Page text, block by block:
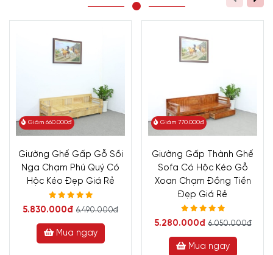
Giảm 660.000đ
Giường Ghế Gấp Gỗ Sồi
Nga Chạm Phú Quý Có
Hộc Kéo Đẹp Giá Rẻ
5.830.000đ 6.490.000đ
Mua ngay
Giảm 770.000đ
Giường Gấp Thành Ghế
Sofa Có Hộc Kéo Gỗ
Xoan Chạm Đồng Tiền
Đẹp Giá Rẻ
5.280.000đ 6.050.000đ
Mua ngay